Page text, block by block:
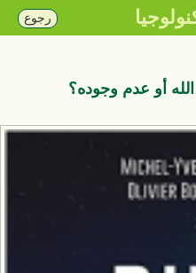
رجوع
أو عدم وجوده؟